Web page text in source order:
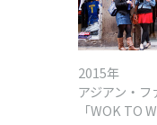
2015年
アジアン・
「WOK TO